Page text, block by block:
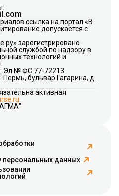
ссылка на портал «В
допускается с
зарегистрировано
службой по надзору в
технологий и
Эл № ФС 77-72213
бульвар Гагарина, д.
активная
персональных данных